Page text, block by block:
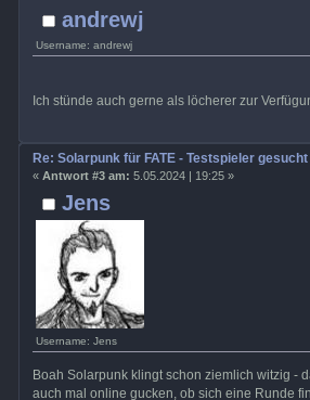
andrewj
Username: andrewj
Ich stünde auch gerne als löcherer zur
Jens
Username: Jens
Re: Solarpunk für FATE - Testspieler
« Antwort #3 am: 5.05.2024 | 19:25 »
Boah Solarpunk klingt schon ziemlich witzig -
auch mal online gucken, ob sich eine Runde